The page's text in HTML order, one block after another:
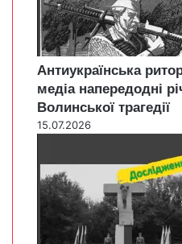
Антиукраїнська
медіа напередодні
Волинської трагедії
15.07.2026